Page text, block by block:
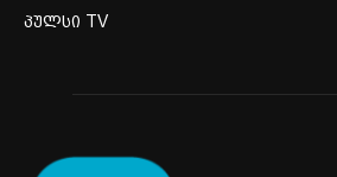
პულსი TV